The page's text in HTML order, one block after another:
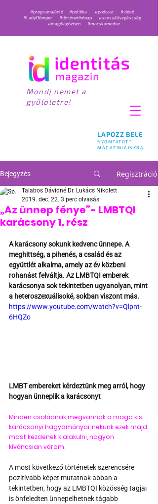
LAPOZZ BELE
NYOMTATOTT
MAGAZINJAINKBA
#programajánló #politika #podcast
#videó
#LadyDömper
#történetihónap
#szexuálisegészség
#magdiagőzben
#macskamedve
Mondj nemet a
gyűlöletre!
Bejegyzés Regisztráció
„Az ünnep fénye”- LMBTQI
karácsony 1. rész
Talabos Dávidné Dr. Lukács Nikolett
2019. dec. 22. 3 perc olvasás
A karácsony sokunk kedvenc ünnepe. A
meghittség, a pihenés, a család és az
együttlét alkalma, amely az év közbeni
rohanást felváltja. Az LMBTQI emberek
karácsonya sok tekintetben ugyanolyan, mint
a heteroszexuálisoké, sokban viszont más.
https://www.youtube.com/watch?v=Qlpnt-
6HQZo
LMBT embereket kérdeztünk meg arról, hogy
hogyan ünneplik a karácsonyt
Minden családnak megvannak a maga kis
karácsonyi hagyományai, nekünk ezek majd
most kezdenek kialakulni, nagyon
kíváncsian várom.
A most következő történetek szerencsére
pozitívabb képet mutatnak abban a
tekintetben, hogy az LMBTQI közösség tagjai
is önfeledten ünnepelhetnek tágabb